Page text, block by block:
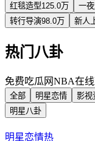
红毯造型125.0万 一
转行导演98.0万 新人
热门八卦
免费吃瓜网NBA在
全部 明星恋情 影视
明星八卦
明星恋情热